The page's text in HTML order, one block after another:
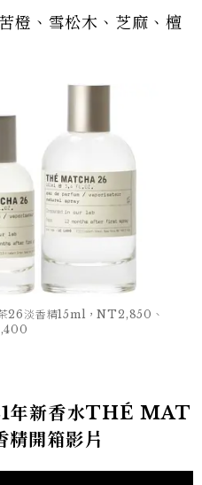
橙、雪松木、芝麻、檀
淡香精15ml，NT2,850、
年新香水THÉ MAT
開箱影片